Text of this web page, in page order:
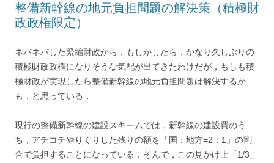
整備新幹線の地元負担問題の解決策（積極財
政政権限定）
ネバネバした緊縮財政から，もしかしたら，かなり久しぶりの
積極財政政権になりそうな気配が出てきたわけだが，もしも積
極財政が実現したら整備新幹線の地元負担問題は解決するか
も，と思っている．
現行の整備新幹線の建設スキームでは，新幹線の建設費のう
ち，アチコチやりくりした残りの額を「国：地方=2：1」の割
合で負担することになっている．そんで，この見かけ上「1/3」